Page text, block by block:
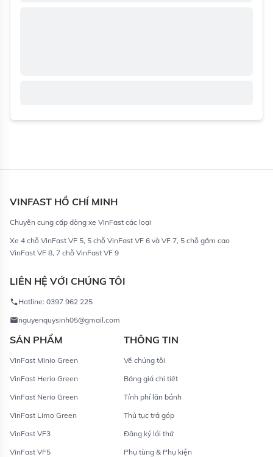
VINFAST HỒ CHÍ MINH
Chuyên cung cấp dòng xe VinFast các loại
Xe 4 chỗ VinFast VF 5, 5 chỗ VinFast VF 6 và VF 7, 5 chỗ gầm cao
VinFast VF 8, 7 chỗ VinFast VF 9
LIÊN HỆ VỚI CHÚNG TÔI
Hotline: 0397 962 225
nguyenquysinh05@gmail.com
SẢN PHẨM
VinFast Minio Green
VinFast Herio Green
VinFast Nerio Green
VinFast Limo Green
VinFast VF3
VinFast VF5
THÔNG TIN
Về chúng tôi
Bảng giá chi tiết
Tính phí lăn bánh
Thủ tục trả góp
Đăng ký lái thử
Phụ tùng & Phụ kiện